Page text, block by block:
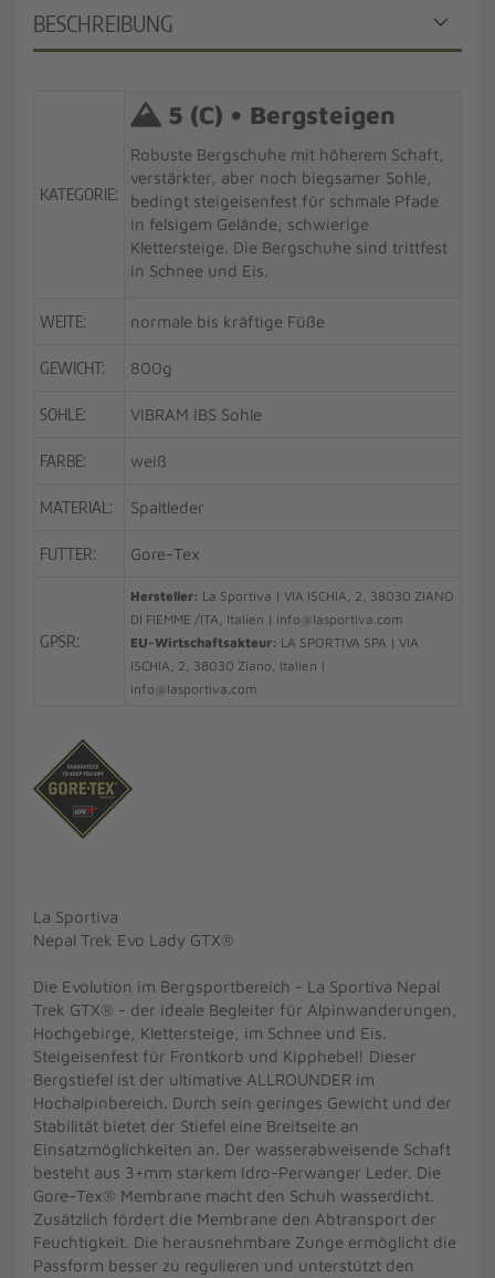
BESCHREIBUNG
KATEGORIE:
5 (C) • Bergsteigen
Robuste Bergschuhe mit höherem Schaft,
verstärkter, aber noch biegsamer Sohle,
bedingt steigeisenfest für schmale Pfade
in felsigem Gelände, schwierige
Klettersteige. Die Bergschuhe sind trittfest
in Schnee und Eis.
WEITE: normale bis kräftige Füße
GEWICHT: 800g
SOHLE: VIBRAM IBS Sohle
FARBE: weiß
MATERIAL: Spaltleder
FUTTER: Gore-Tex
GPSR:
Hersteller: La Sportiva | VIA ISCHIA, 2, 38030 ZIANO
DI FIEMME /ITA, Italien | info@lasportiva.com
EU-Wirtschaftsakteur: LA SPORTIVA SPA | VIA
ISCHIA, 2, 38030 Ziano, Italien |
info@lasportiva.com
La Sportiva
Nepal Trek Evo Lady GTX®
Die Evolution im Bergsportbereich - La Sportiva Nepal
Trek GTX® - der ideale Begleiter für Alpinwanderungen,
Hochgebirge, Klettersteige, im Schnee und Eis.
Steigeisenfest für Frontkorb und Kipphebel! Dieser
Bergstiefel ist der ultimative ALLROUNDER im
Hochalpinbereich. Durch sein geringes Gewicht und der
Stabilität bietet der Stiefel eine Breitseite an
Einsatzmöglichkeiten an. Der wasserabweisende Schaft
besteht aus 3+mm starkem Idro-Perwanger Leder. Die
Gore-Tex® Membrane macht den Schuh wasserdicht.
Zusätzlich fördert die Membrane den Abtransport der
Feuchtigkeit. Die herausnehmbare Zunge ermöglicht die
Passform besser zu regulieren und unterstützt den